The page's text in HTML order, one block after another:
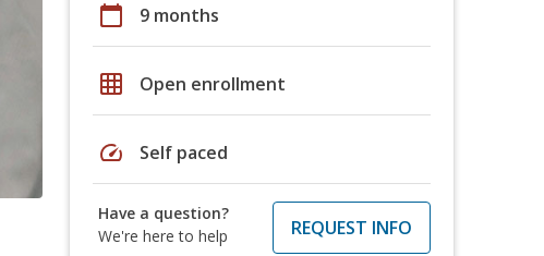
calendar_today 9 months
grid_on Open enrollment
speed Self paced
Have a question?
We're here to help
REQUEST INFO